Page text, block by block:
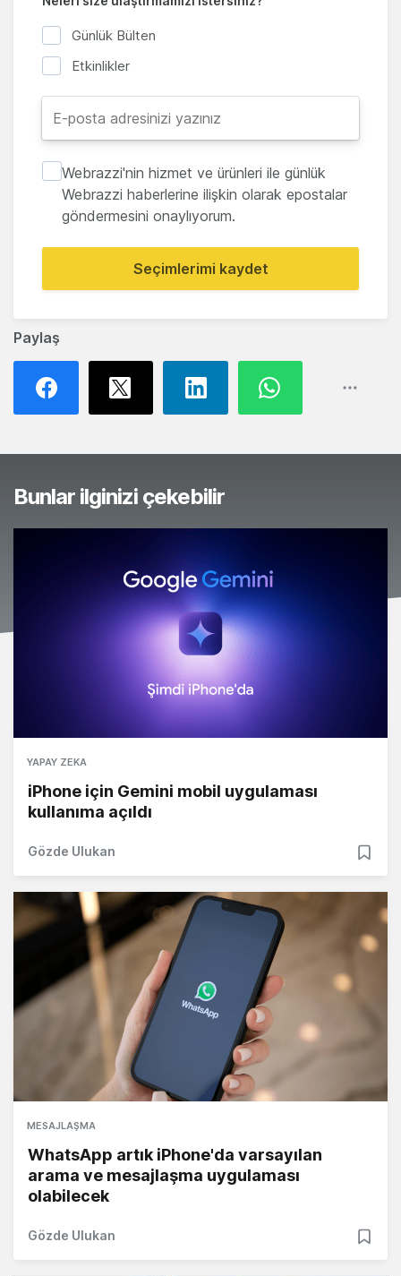
Paylaş
Günlük Bülten
Etkinlikler
Webrazzi'nin hizmet ve ürünleri ile günlük
Webrazzi haberlerine ilişkin olarak epostalar
göndermesini onaylıyorum.
Seçimlerimi kaydet
Bunlar ilginizi çekebilir
YAPAY ZEKA
iPhone için Gemini mobil uygulaması
kullanıma açıldı
Gözde Ulukan
MESAJLAŞMA
WhatsApp artık iPhone'da varsayılan
arama ve mesajlaşma uygulaması
olabilecek
Gözde Ulukan